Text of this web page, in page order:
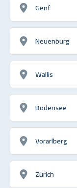
Genf
Neuenburg
Wallis
Bodensee
Vorarlberg
Zürich